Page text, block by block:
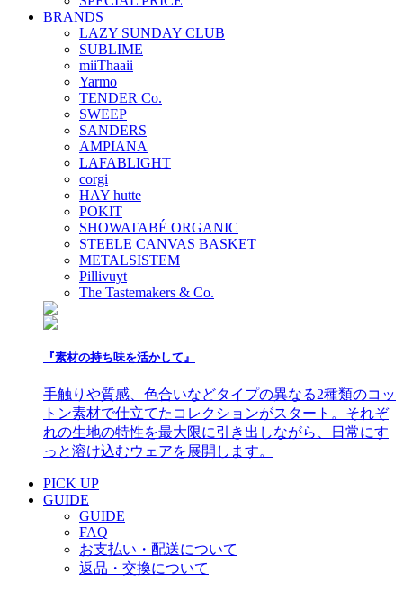
BRANDS
LAZY SUNDAY CLUB
SUBLIME
miiThaaii
Yarmo
TENDER Co.
SWEEP
SANDERS
AMPIANA
LAFABLIGHT
corgi
HAY hutte
POKIT
SHOWATABÉ ORGANIC
STEELE CANVAS BASKET
METALSISTEM
Pillivuyt
The Tastemakers & Co.
『素材の持ち味を活かして』
手触りや質感、色合いなどタイプの異なる2種類のコッ
トン素材で仕立てたコレクションがスタート。それぞ
れの生地の特性を最大限に引き出しながら、日常にす
っと溶け込むウェアを展開します。
PICK UP
GUIDE
GUIDE
FAQ
お支払い・配送について
返品・交換について